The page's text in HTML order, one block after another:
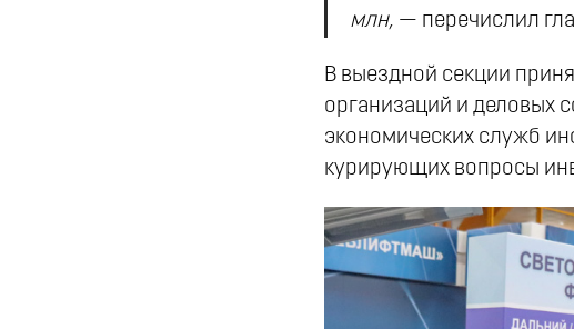
млн, — перечислил
В выездной секции
организаций и деловых
экономических служб
курирующих вопросы